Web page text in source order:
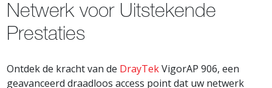
Netwerk voor Uitstekende
Prestaties
Ontdek de kracht van de DrayTekVigorAP 906, een
geavanceerd draadloos access point dat uw netwerk